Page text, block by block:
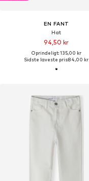
EN FANT
Hat
94,50 kr
Oprindeligt: 135,00 kr
Sidste laveste pris:84,00 kr